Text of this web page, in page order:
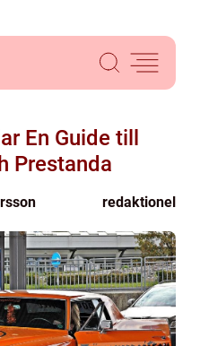
En Guide till
Prestanda
redaktionel